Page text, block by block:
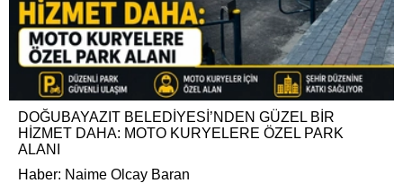
DOĞUBAYAZIT BELEDİYESİ’NDEN GÜZEL BİR
HİZMET DAHA: MOTO KURYELERE ÖZEL PARK
ALANI
Haber: Naime Olcay Baran